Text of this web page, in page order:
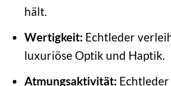
hält.
Wertigkeit: Echtleder
luxuriöse Optik und Haptik.
Atmungsaktivität: